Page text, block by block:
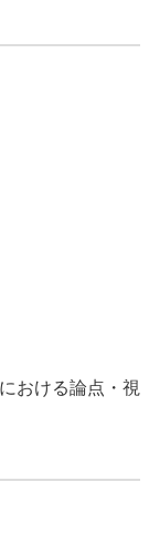
おける論点・視